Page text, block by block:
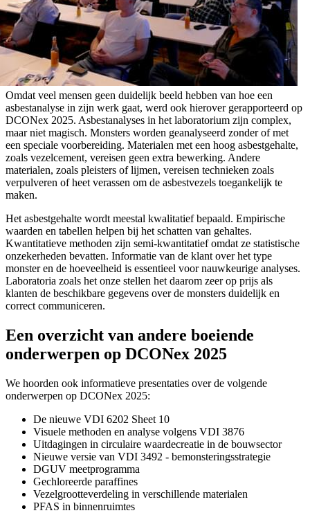
Omdat veel mensen geen duidelijk beeld hebben van hoe een
asbestanalyse in zijn werk gaat, werd ook hierover gerapporteerd op
DCONex 2025. Asbestanalyses in het laboratorium zijn complex,
maar niet magisch. Monsters worden geanalyseerd zonder of met
een speciale voorbereiding. Materialen met een hoog asbestgehalte,
zoals vezelcement, vereisen geen extra bewerking. Andere
materialen, zoals pleisters of lijmen, vereisen technieken zoals
verpulveren of heet verassen om de asbestvezels toegankelijk te
maken.
Het asbestgehalte wordt meestal kwalitatief bepaald. Empirische
waarden en tabellen helpen bij het schatten van gehaltes.
Kwantitatieve methoden zijn semi-kwantitatief omdat ze statistische
onzekerheden bevatten. Informatie van de klant over het type
monster en de hoeveelheid is essentieel voor nauwkeurige analyses.
Laboratoria zoals het onze stellen het daarom zeer op prijs als
klanten de beschikbare gegevens over de monsters duidelijk en
correct communiceren.
Een overzicht van andere boeiende
onderwerpen op DCONex 2025
We hoorden ook informatieve presentaties over de volgende
onderwerpen op DCONex 2025:
De nieuwe VDI 6202 Sheet 10
Visuele methoden en analyse volgens VDI 3876
Uitdagingen in circulaire waardecreatie in de bouwsector
Nieuwe versie van VDI 3492 - bemonsteringsstrategie
DGUV meetprogramma
Gechloreerde paraffines
Vezelgrootteverdeling in verschillende materialen
PFAS in binnenruimtes